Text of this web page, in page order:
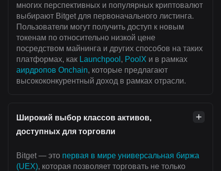
многих перспективных и популярных криптовалют
выбирают Bitget для первоначального листинга.
Пользователи могут получить доступ к новым
токенам по относительно низкой цене
посредством майнинга и других способов на таких
платформах, как Launchpool , PoolX и в рамках
аирдропов Onchain, которые предлагают
высококонкурентный доход в рамках отрасли.
Широкий выбор классов активов,
доступных для торговли
Bitget — это первая в мире универсальная биржа
(UEX), которая позволяет торговать не только